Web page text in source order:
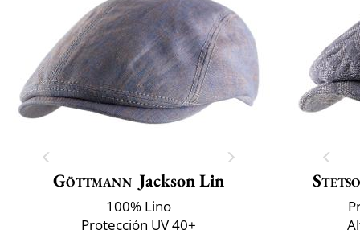
Göttmann Jackson Lin
100% Lino
Protección UV 40+